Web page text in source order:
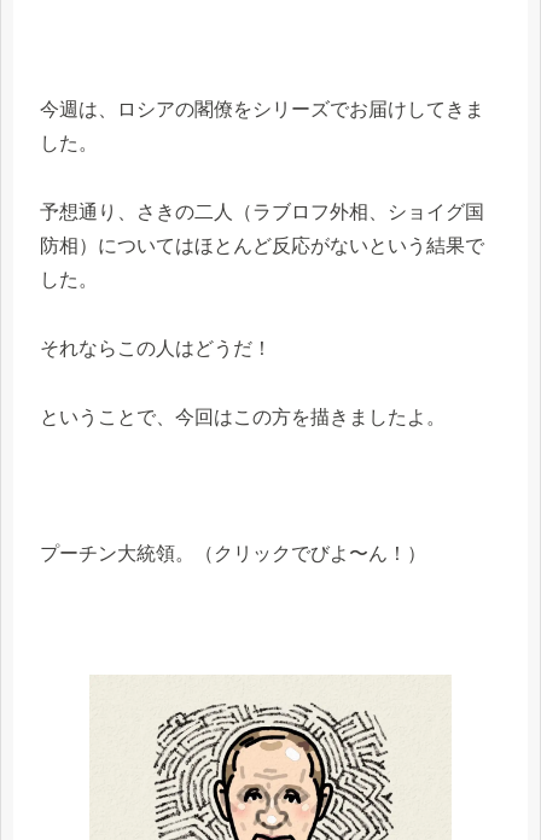
今週は、ロシアの閣僚をシリーズでお届けしてきま
した。
予想通り、さきの二人（ラブロフ外相、ショイグ国
防相）についてはほとんど反応がないという結果で
した。
それならこの人はどうだ！
ということで、今回はこの方を描きましたよ。
プーチン大統領。（クリックでびよ〜ん！）